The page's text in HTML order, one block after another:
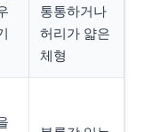
통통하거나
허리가 얇은
체형